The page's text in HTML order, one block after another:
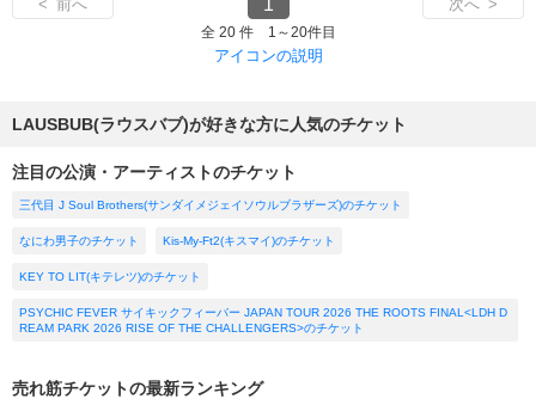
< 前へ 次へ >
全 20 件 1～20件目
アイコンの説明
LAUSBUB(ラウスバブ)が好きな方に人気のチケット
注目の公演・アーティストのチケット
三代目 J Soul Brothers(サンダイメジェイソウルブラザーズ)のチケット
なにわ男子のチケット Kis-My-Ft2(キスマイ)のチケット
KEY TO LIT(キテレツ)のチケット
PSYCHIC FEVER サイキックフィーバー JAPAN TOUR 2026 THE ROOTS FINAL<LDH D
REAM PARK 2026 RISE OF THE CHALLENGERS>のチケット
売れ筋チケットの最新ランキング